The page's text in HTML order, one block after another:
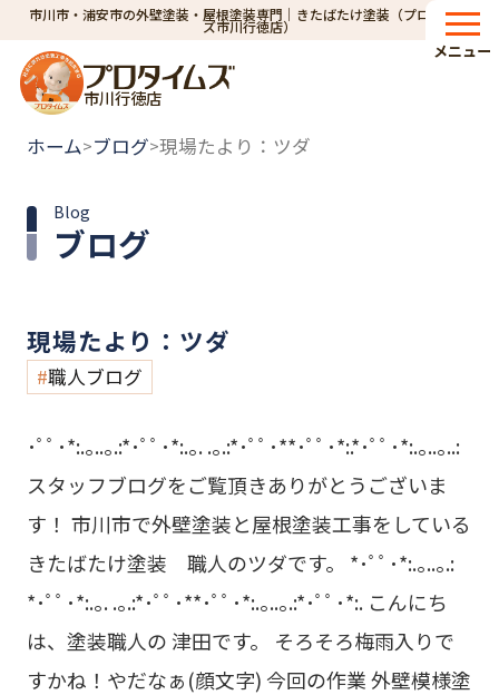
市川市・浦安市の外壁塗装・屋根塗装専門｜きたばたけ塗装（プロタイム
ズ市川行徳店）
市川行徳店
メニュー
ホーム>ブログ>現場たより：ツダ
ブログ
Blog
現場たより：ツダ
職人ブログ
･ﾟﾟ･*:.｡..｡.:*･ﾟﾟ･*:.｡. .｡.:*･ﾟﾟ･**･ﾟﾟ･*:.*･ﾟﾟ･*:.｡..｡..:
スタッフブログをご覧頂きありがとうございま
す！ 市川市で外壁塗装と屋根塗装工事をしている
きたばたけ塗装 職人のツダです。 *･ﾟﾟ･*:.｡..｡.:
*･ﾟﾟ･*:.｡. .｡.:*･ﾟﾟ･**･ﾟﾟ･*:.｡..｡.:*･ﾟﾟ･*:. こんにち
は、塗装職人の 津田です。 そろそろ梅雨入りで
すかね！やだなぁ(顔文字) 今回の作業 外壁模様塗